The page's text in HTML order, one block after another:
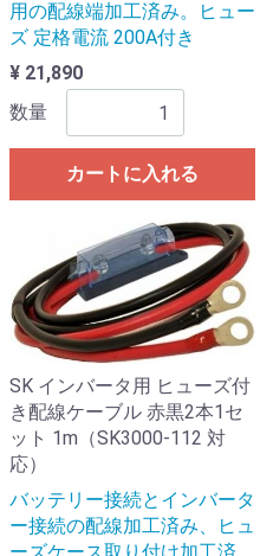
用の配線端加工済み。ヒュー
ズ 定格電流 200A付き
¥ 21,890
数量
カートに入れる
SK インバータ用 ヒューズ付
き配線ケーブル 赤黒2本1セ
ット 1m（SK3000-112 対
応）
バッテリー接続とインバータ
ー接続の配線加工済み、ヒュ